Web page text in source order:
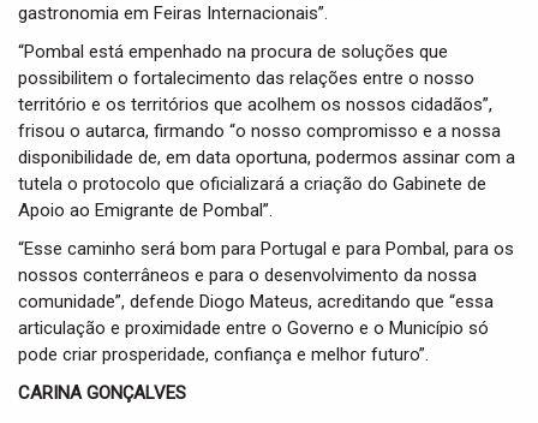
gastronomia em Feiras Internacionais”.
“Pombal está empenhado na procura de soluções que
possibilitem o fortalecimento das relações entre o nosso
território e os territórios que acolhem os nossos cidadãos”,
frisou o autarca, firmando “o nosso compromisso e a nossa
disponibilidade de, em data oportuna, podermos assinar com a
tutela o protocolo que oficializará a criação do Gabinete de
Apoio ao Emigrante de Pombal”.
“Esse caminho será bom para Portugal e para Pombal, para os
nossos conterrâneos e para o desenvolvimento da nossa
comunidade”, defende Diogo Mateus, acreditando que “essa
articulação e proximidade entre o Governo e o Município só
pode criar prosperidade, confiança e melhor futuro”.
CARINA GONÇALVES